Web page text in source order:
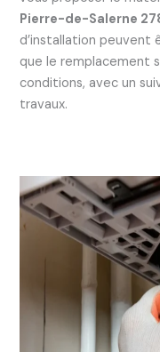
Pierre-de-Salerne
d’installation peuvent
que le remplacement
conditions, avec un
travaux.